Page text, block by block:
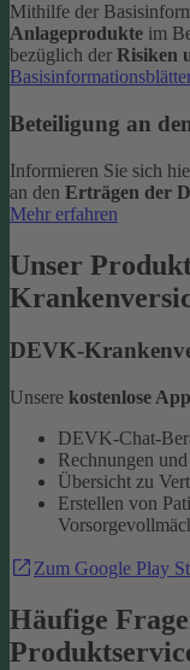
Mithilfe der
Anlageprodukte im
bezüglich der Risiken
Beteiligung an
Informieren Sie sich
an den Erträgen der
Mehr erfahren
Unser
DEVK-
Unsere kostenlose App
DEVK-Chat-
Rechnungen
Übersicht zu
Erstellen von
Zum Google Play
Häufige